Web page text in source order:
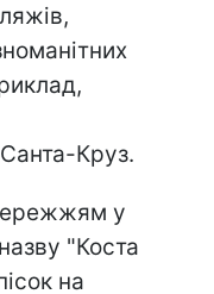
Круз.
у
"Коста
на